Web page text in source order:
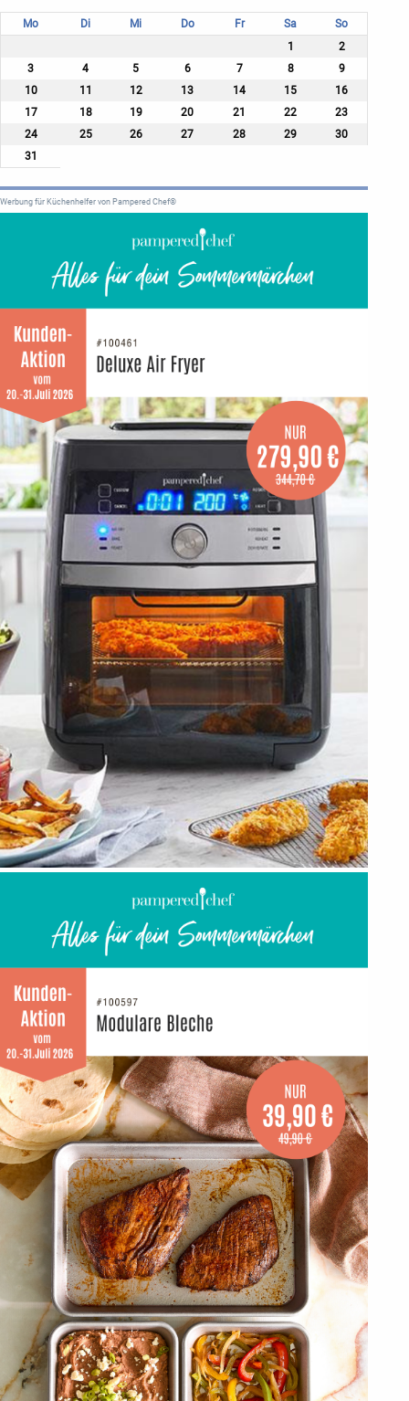
Mo Di Mi Do Fr Sa
So
1
2
3
4 5 6 7 8
9
10
11 12 13 14 15
16
17
18 19 20 21 22
23
24
25 26 27 28 29
30
31
Werbung für Küchenhelfer von Pampered Chef®